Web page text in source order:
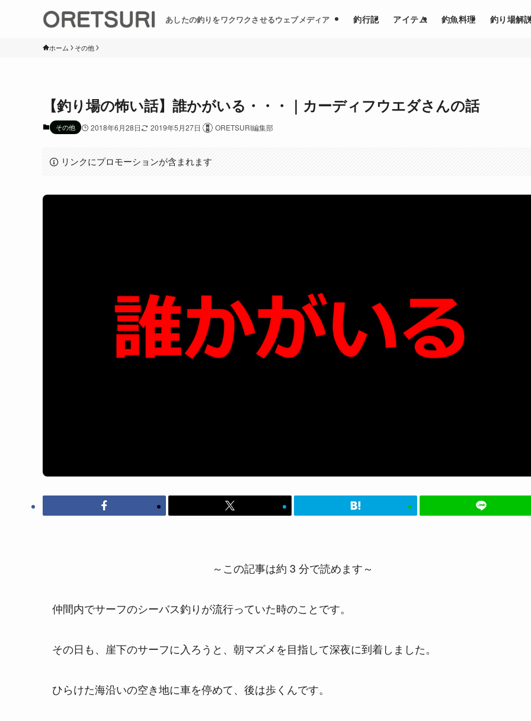
あしたの釣りをワクワクさせるウェブメディア 釣行記 アイテム 釣魚料理 釣り場解
ホーム その他
【釣り場の怖い話】誰かがいる・・・｜カーディフウエダさんの話
その他 2018年6月28日 2019年5月27日 ORETSURI編集部
リンクにプロモーションが含まれます
～この記事は約 3 分で読めます～
仲間内でサーフのシーバス釣りが流行っていた時のことです。
その日も、崖下のサーフに入ろうと、朝マズメを目指して深夜に到着しました。
ひらけた海沿いの空き地に車を停めて、後は歩くんです。